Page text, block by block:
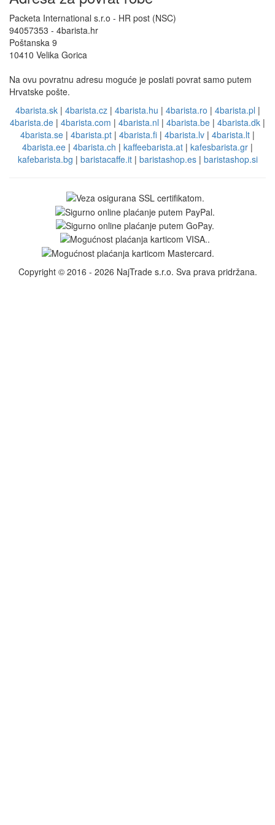
Packeta International s.r.o - HR post (NSC)
94057353 - 4barista.hr
Poštanska 9
10410 Velika Gorica
Na ovu povratnu adresu moguće je poslati povrat samo putem
Hrvatske pošte.
4barista.sk| 4barista.cz| 4barista.hu | 4barista.ro | 4barista.pl |
4barista.de | 4barista.com | 4barista.nl | 4barista.be | 4barista.dk |
4barista.se | 4barista.pt | 4barista.fi | 4barista.lv | 4barista.lt |
4barista.ee | 4barista.ch | kaffeebarista.at | kafesbarista.gr |
kafebarista.bg | baristacaffe.it| baristashop.es| baristashop.si
Copyright © 2016 - 2026 NajTrade s.r.o. Sva prava pridržana.